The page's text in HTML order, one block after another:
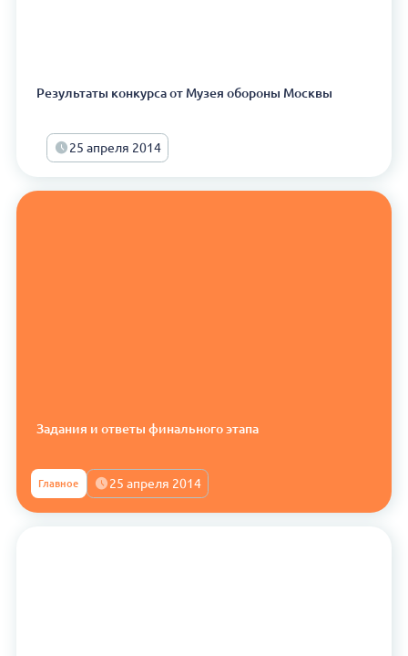
Результаты конкурса от Музея обороны Москвы
25 апреля 2014
Задания и ответы финального этапа
Главное 25 апреля 2014